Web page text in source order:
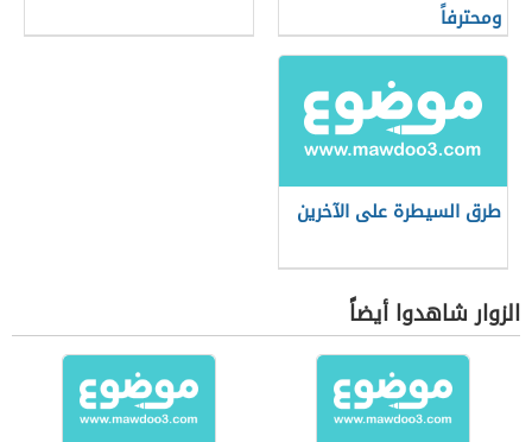
ومحترفاً
طرق السيطرة على الآخرين
الزوار شاهدوا أيضاً